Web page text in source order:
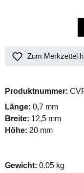
Zum Merkzettel
Produktnummer:
Länge: 0,7 mm
Breite: 12,5 mm
Höhe: 20 mm
Gewicht: 0.05 kg